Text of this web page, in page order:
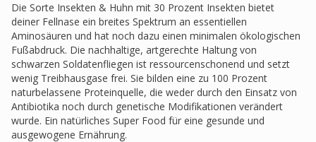
Die Sorte Insekten & Huhn mit 30 Prozent Insekten bietet
deiner Fellnase ein breites Spektrum an essentiellen
Aminosäuren und hat noch dazu einen minimalen ökologischen
Fußabdruck. Die nachhaltige, artgerechte Haltung von
schwarzen Soldatenfliegen ist ressourcenschonend und setzt
wenig Treibhausgase frei. Sie bilden eine zu 100 Prozent
naturbelassene Proteinquelle, die weder durch den Einsatz von
Antibiotika noch durch genetische Modifikationen verändert
wurde. Ein natürliches Super Food für eine gesunde und
ausgewogene Ernährung.